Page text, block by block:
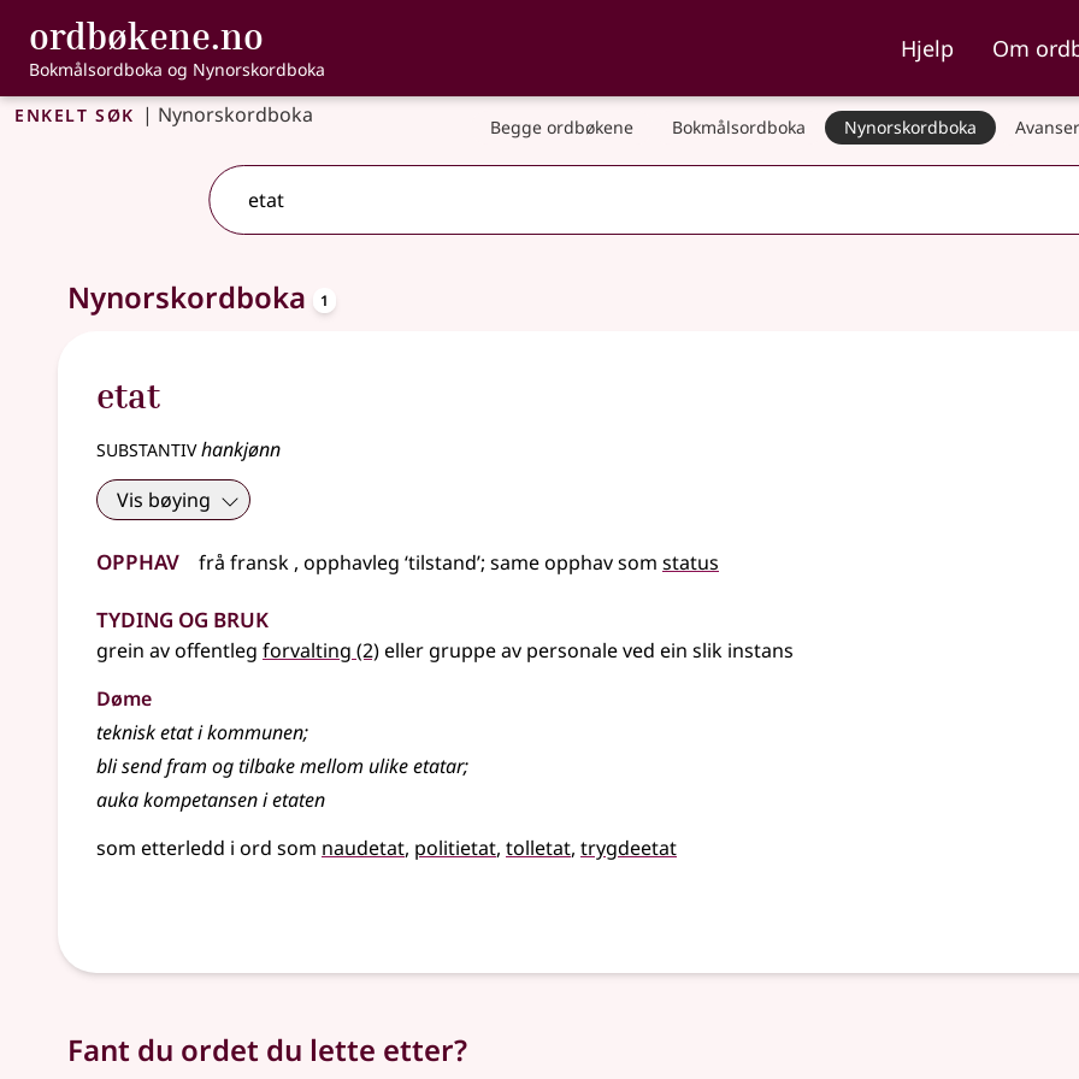
Gå til hovedinnhold
Tilgjengelighet
ordbøkene.no , Bokmålsordboka og Nynorskordboka
Bokmålsordboka og Nynorskordboka
Hjelp Om
Enkelt søk | Nynorskordboka Begge ordbøkene Bokmålsordboka Nynorskordboka
Ett treff.Ytterligere søkeforslag tilgjengelige
Nynorskordboka 1
etat
substantivhankjønn
Vis bøying
Opphav frå fransk , opphavleg ‘tilstand’; same opphav som status
Tyding og bruk
grein av offentleg forvalting (2)eller gruppe av personale ved ein slik instans
Døme
teknisk etat i kommunen;
bli send fram og tilbake mellom ulike etatar;
auka kompetansen i etaten
som etterledd i ord som naudetat politietat tolletat trygdeetat
Fant du ordet du lette etter?